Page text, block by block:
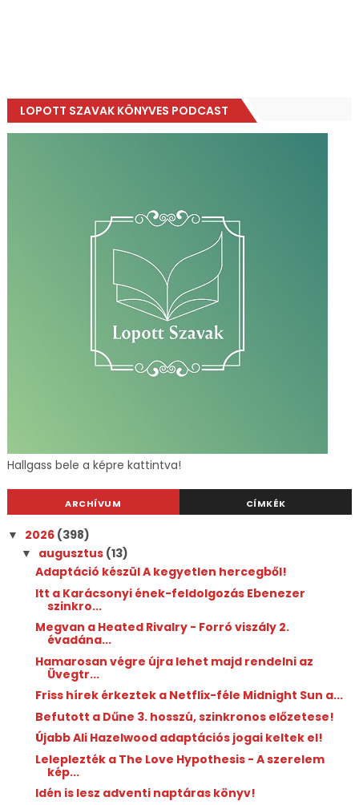
LOPOTT SZAVAK KÖNYVES PODCAST
Hallgass bele a képre kattintva!
ARCHÍVUM CÍMKÉK
▼ 2026 (398)
▼ augusztus (13)
Adaptáció készül A kegyetlen hercegből!
Itt a Karácsonyi ének-feldolgozás Ebenezer
szinkro...
Megvan a Heated Rivalry - Forró viszály 2.
évadána...
Hamarosan végre újra lehet majd rendelni az
Üvegtr...
Friss hírek érkeztek a Netflix-féle Midnight Sun a...
Befutott a Dűne 3. hosszú, szinkronos előzetese!
Újabb Ali Hazelwood adaptációs jogai keltek el!
Leleplezték a The Love Hypothesis - A szerelem
kép...
Idén is lesz adventi naptáras könyv!